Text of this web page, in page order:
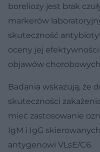
boreliozy jest brak
markerów
skuteczność
oceny jej
objawów
Badania wskazują, że
skuteczności
mieć zastosowanie
IgM i IgG
antygenowi VLsE/C6.